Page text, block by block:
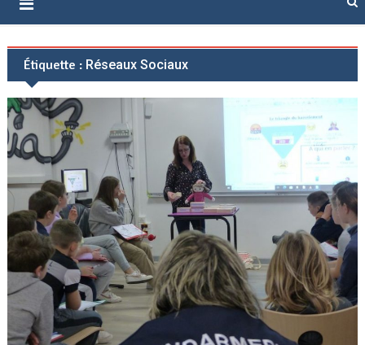
Vittel (Vosges)
Étiquette : Réseaux Sociaux